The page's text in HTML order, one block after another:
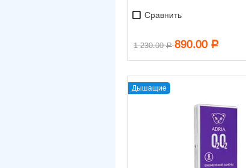
Сравнить
1 230.00 Р 890.00 Р
Дышащие